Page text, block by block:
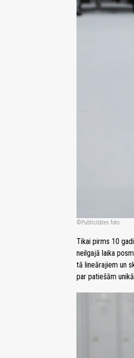
Publicitātes foto
Tikai pirms 10
neilgajā laika
tā lineārajiem un
par patiešām